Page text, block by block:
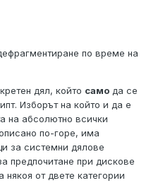
по време на
дял, който само да се
Изборът на който и да е
на абсолютно всички
по-горе, има
за системни дялове
предпочитане при дискове
от двете категории